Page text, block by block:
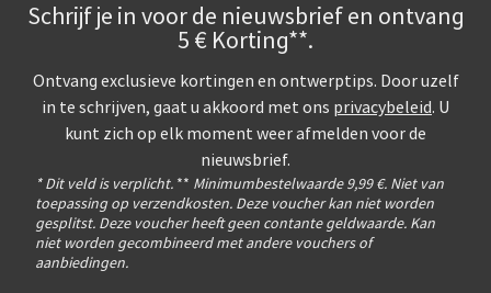
Schrijf je in voor de nieuwsbrief en ontvang
5 € Korting**.
Ontvang exclusieve kortingen en ontwerptips. Door uzelf
in te schrijven, gaat u akkoord met ons privacybeleid. U
kunt zich op elk moment weer afmelden voor de
nieuwsbrief.
* Dit veld is verplicht. ** Minimumbestelwaarde 9,99 €. Niet van
toepassing op verzendkosten. Deze voucher kan niet worden
gesplitst. Deze voucher heeft geen contante geldwaarde. Kan
niet worden gecombineerd met andere vouchers of
aanbiedingen.